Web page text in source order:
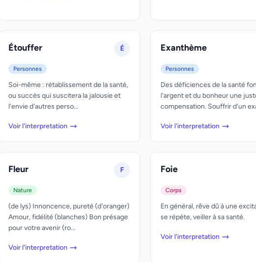
Étouffer É
Personnes
Soi-même : rétablissement de la santé,
ou succès qui suscitera la jalousie et
l'envie d'autres perso...
Voir l'interpretation
Exanthème
Personnes
Des déficiences de la santé
l'argent et du bonheur une
compensation. Souffrir d'un
Voir l'interpretation
Fleur F
Nature
(de lys) Innoncence, pureté (d'oranger)
Amour, fidélité (blanches) Bon présage
pour votre avenir (ro...
Voir l'interpretation
Foie
Corps
En général, rêve dû à une
se répète, veiller à sa santé.
Voir l'interpretation